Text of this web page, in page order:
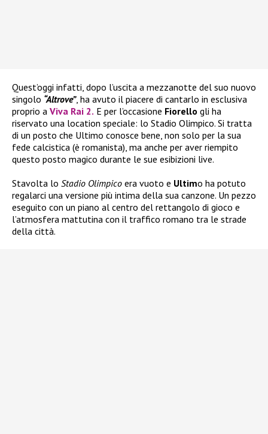
Quest’oggi infatti, dopo l’uscita a mezzanotte del suo nuovo
singolo “Altrove”, ha avuto il piacere di cantarlo in esclusiva
proprio a Viva Rai 2. E per l’occasione Fiorello gli ha
riservato una location speciale: lo Stadio Olimpico. Si tratta
di un posto che Ultimo conosce bene, non solo per la sua
fede calcistica (è romanista), ma anche per aver riempito
questo posto magico durante le sue esibizioni live.
Stavolta lo Stadio Olimpico era vuoto e Ultimo ha potuto
regalarci una versione più intima della sua canzone. Un pezzo
eseguito con un piano al centro del rettangolo di gioco e
l’atmosfera mattutina con il traffico romano tra le strade
della città.